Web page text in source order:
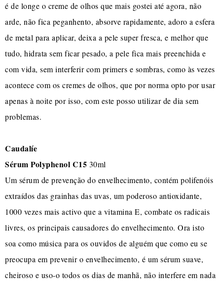
é de longe o creme de olhos que mais gostei até agora, não
arde, não fica peganhento, absorve rapidamente, adoro a esfera
de metal para aplicar, deixa a pele super fresca, e melhor que
tudo, hidrata sem ficar pesado, a pele fica mais preenchida e
com vida, sem interferir com primers e sombras, como às vezes
acontece com os cremes de olhos, que por norma opto por usar
apenas à noite por isso, com este posso utilizar de dia sem
problemas.
Caudalíe
Sérum Polyphenol C15 30ml
Um sérum de prevenção do envelhecimento, contém polifenóis
extraídos das grainhas das uvas, um poderoso antioxidante,
1000 vezes mais activo que a vitamina E, combate os radicais
livres, os principais causadores do envelhecimento. Ora isto
soa como música para os ouvidos de alguém que como eu se
preocupa em prevenir o envelhecimento, é um sérum suave,
cheiroso e uso-o todos os dias de manhã, não interfere em nada